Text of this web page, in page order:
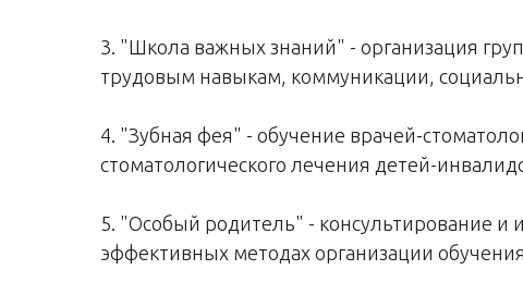
3. "Школа важных знаний" - организация
трудовым навыкам, коммуникации,
4. "Зубная фея" - обучение врачей-
стоматологического лечения детей-
5. "Особый родитель" - консультирование
эффективных методах организации